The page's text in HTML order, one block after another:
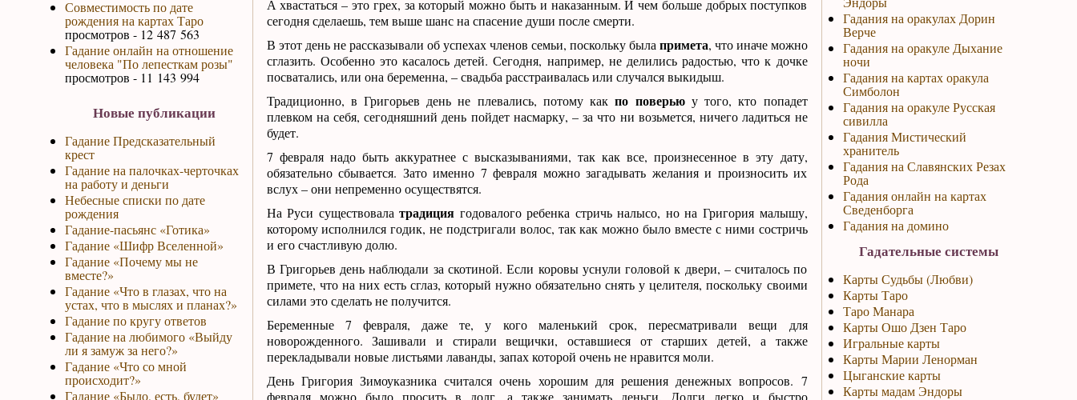
Совместимость по дате
рождения на картах Таро
просмотров - 12 487 563
Гадание онлайн на отношение
человека "По лепесткам розы"
просмотров - 11 143 994
Новые публикации
Гадание Предсказательный
крест
Гадание на палочках-черточках
на работу и деньги
Небесные списки по дате
рождения
Гадание-пасьянс «Готика»
Гадание «Шифр Вселенной»
Гадание «Почему мы не
вместе?»
Гадание «Что в глазах, что на
устах, что в мыслях и планах?»
Гадание по кругу ответов
Гадание на любимого «Выйду
ли я замуж за него?»
Гадание «Что со мной
происходит?»
Гадание «Было, есть, будет»
А хвастаться – это грех, за который можно быть и наказанным. И чем больше добрых поступков
сегодня сделаешь, тем выше шанс на спасение души после смерти.
В этот день не рассказывали об успехах членов семьи, поскольку была примета, что иначе можно
сглазить. Особенно это касалось детей. Сегодня, например, не делились радостью, что к дочке
посватались, или она беременна, – свадьба расстраивалась или случался выкидыш.
Традиционно, в Григорьев день не плевались, потому какпо поверьюу того, кто попадет
плевком на себя, сегодняшний день пойдет насмарку, – за что ни возьмется, ничего ладиться не
будет.
7 февраля надо быть аккуратнее с высказываниями, так как все, произнесенное в эту дату,
обязательно сбывается. Зато именно 7 февраля можно загадывать желания и произносить их
вслух – они непременно осуществятся.
На Руси существовалатрадиция годовалого ребенка стричь налысо, но на Григория малышу,
которому исполнился годик, не подстригали волос, так как можно было вместе с ними состричь
и его счастливую долю.
В Григорьев день наблюдали за скотиной. Если коровы уснули головой к двери, – считалось по
примете, что на них есть сглаз, который нужно обязательно снять у целителя, поскольку своими
силами это сделать не получится.
Беременные 7 февраля, даже те, у кого маленький срок, пересматривали вещи для
новорожденного. Зашивали и стирали вещички, оставшиеся от старших детей, а также
перекладывали новые листьями лаванды, запах которой очень не нравится моли.
День Григория Зимоуказника считался очень хорошим для решения денежных вопросов. 7
февраля можно было просить в долг, а также занимать деньги. Долги легко и быстро
Гадания на оракулах Дорин
Верче
Гадания на оракуле Дыхание
ночи
Гадания на картах оракула
Симболон
Гадания на оракуле Русская
сивилла
Гадания Мистический
хранитель
Гадания на Славянских Резах
Рода
Гадания онлайн на картах
Сведенборга
Гадания на домино
Гадательные системы
Карты Судьбы (Любви)
Карты Таро
Таро Манара
Карты Ошо Дзен Таро
Игральные карты
Карты Марии Ленорман
Цыганские карты
Карты мадам Эндоры